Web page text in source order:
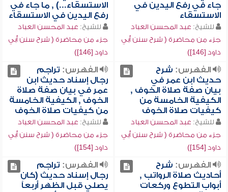
جاء في رفع اليدين في
الاستسقاء
للشيخ: عبد المحسن العباد
جزء من محاضرة ( شرح سنن أبي
داود [146])
الاستسقاء...) , ما جاء في
رفع اليدين في الاستسقاء
للشيخ: عبد المحسن العباد
جزء من محاضرة ( شرح سنن أبي
داود [146])
الفهرس: شرح
حديث ابن عمر في
بيان صفة صلاة الخوف ,
الكيفية الخامسة من
كيفيات صلاة الخوف
للشيخ: عبد المحسن العباد
جزء من محاضرة ( شرح سنن أبي
داود [154])
الفهرس: تراجم
رجال إسناد حديث ابن
عمر في بيان صفة صلاة
الخوف , الكيفية الخامسة
من كيفيات صلاة الخوف
للشيخ: عبد المحسن العباد
جزء من محاضرة ( شرح سنن أبي
داود [154])
الفهرس: شرح
أحاديث صلاة الرواتب ,
أبواب التطوع وركعات
الفهرس: تراجم
رجال إسناد حديث (كان
يصلي قبل الظهر أربعاً